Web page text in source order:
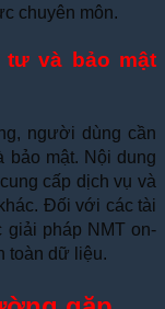
chuyên môn.
tư và bảo mật
người dùng cần
bảo mật. Nội dung
cấp dịch vụ và
Đối với các tài
giải pháp NMT on-
toàn dữ liệu.